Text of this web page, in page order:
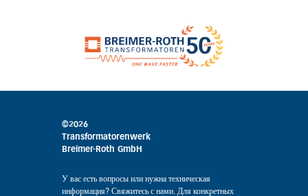
©2026
Transformatorenwerk
Breimer-Roth GmbH
У вас есть вопросы или нужна техническая
информация? Свяжитесь с нами. Для конкретных